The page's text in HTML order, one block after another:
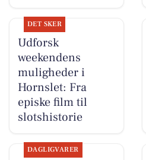
DET SKER
Udforsk
weekendens
muligheder i
Hornslet: Fra
episke film til
slotshistorie
DAGLIGVARER